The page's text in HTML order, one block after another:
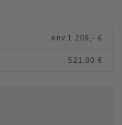
env. 1 209,- €
521,80 €